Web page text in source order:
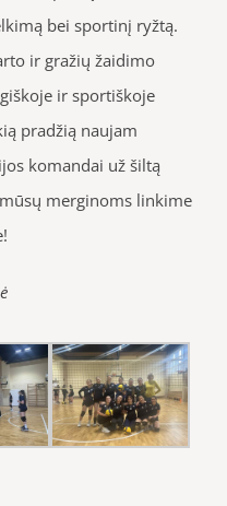
bei sportinį ryžtą.
ir gražių žaidimo
ir sportiškoje
pradžią naujam
komandai už šiltą
merginoms linkime